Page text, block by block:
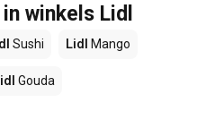
winkels Lidl
Sushi Lidl Mango
Gouda